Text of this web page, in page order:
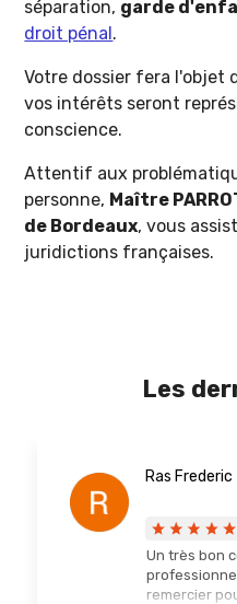
séparation, garde
droit pénal.
Votre dossier fera l'objet
vos intérêts seront
conscience.
Attentif aux
personne, Maître
de Bordeaux, vous
juridictions françaises.
Les
Ras Frederic
Un très bon
remercier